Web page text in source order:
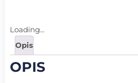
Loading...
Opis
OPIS